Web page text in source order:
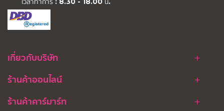
เกี่ยวกับบริษัท
ร้านค้าออนไลน์
ร้านค้าคาร์มาร์ท